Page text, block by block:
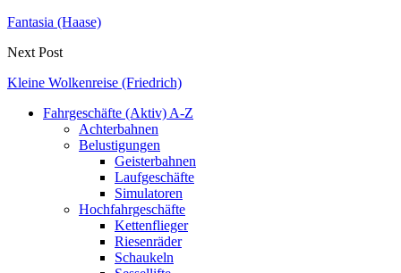
Fantasia (Haase)
Next Post
Kleine Wolkenreise (Friedrich)
Fahrgeschäfte (Aktiv) A-Z
Achterbahnen
Belustigungen
Geisterbahnen
Laufgeschäfte
Simulatoren
Hochfahrgeschäfte
Kettenflieger
Riesenräder
Schaukeln